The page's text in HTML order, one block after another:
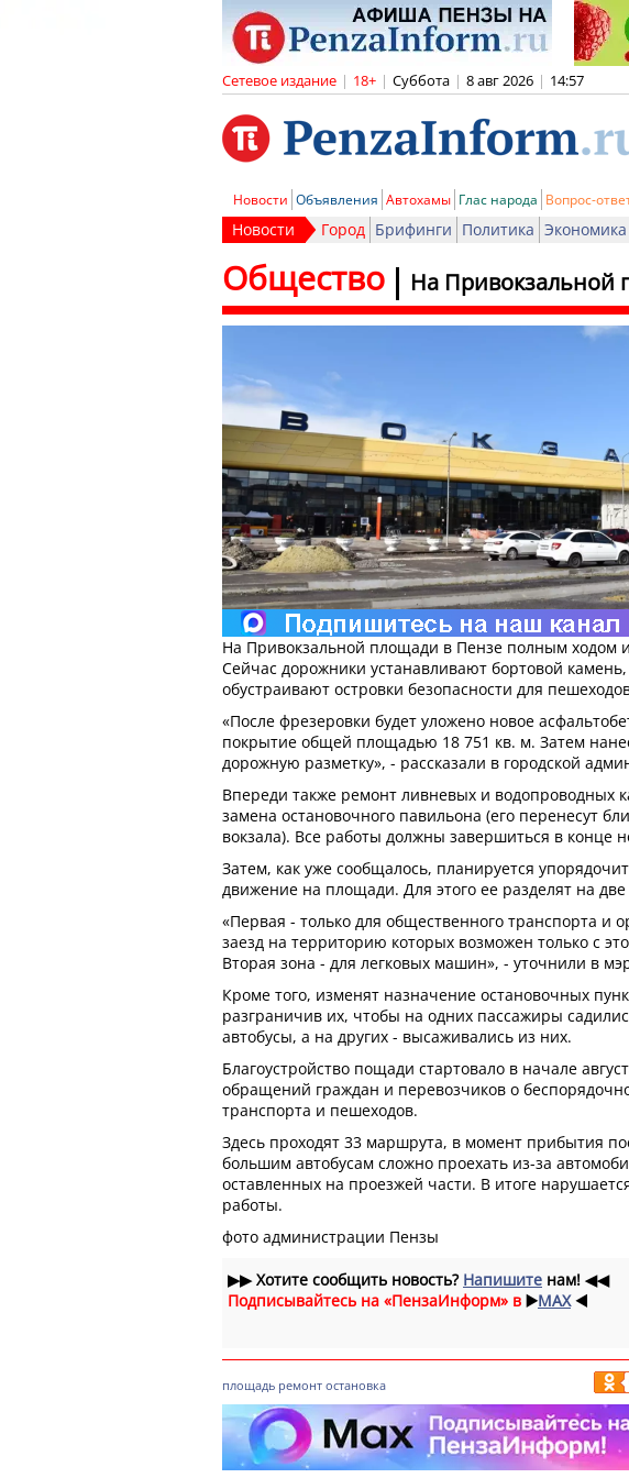
Сетевое издание | 18+ | Суббота | 8 авг 2026 | 14:57
Новости Объявления Автохамы Глас народа Вопрос-
Новости Город Брифинги Политика Экономика
На Привокзальной
Общество
На Привокзальной площади в Пензе полным ходом
Сейчас дорожники устанавливают бортовой камень,
обустраивают островки безопасности для
«После фрезеровки будет уложено новое
покрытие общей площадью 18 751 кв. м. Затем
дорожную разметку», - рассказали в городской
Впереди также ремонт ливневых и водопроводных
замена остановочного павильона (его перенесут
вокзала). Все работы должны завершиться в конце
Затем, как уже сообщалось, планируется
движение на площади. Для этого ее разделят на
«Первая - только для общественного транспорта и
заезд на территорию которых возможен только с
Вторая зона - для легковых машин», - уточнили в
Кроме того, изменят назначение остановочных
разграничив их, чтобы на одних пассажиры
автобусы, а на других - высаживались из них.
Благоустройство пощади стартовало в начале
обращений граждан и перевозчиков о
транспорта и пешеходов.
Здесь проходят 33 маршрута, в момент прибытия
большим автобусам сложно проехать из-за
оставленных на проезжей части. В итоге
работы.
фото администрации Пензы
▶▶Хотите сообщить новость? Напишите нам! ◀◀
Подписывайтесь на «ПензаИнформ» в ▶️MAX ◀️
площадь ремонт остановка